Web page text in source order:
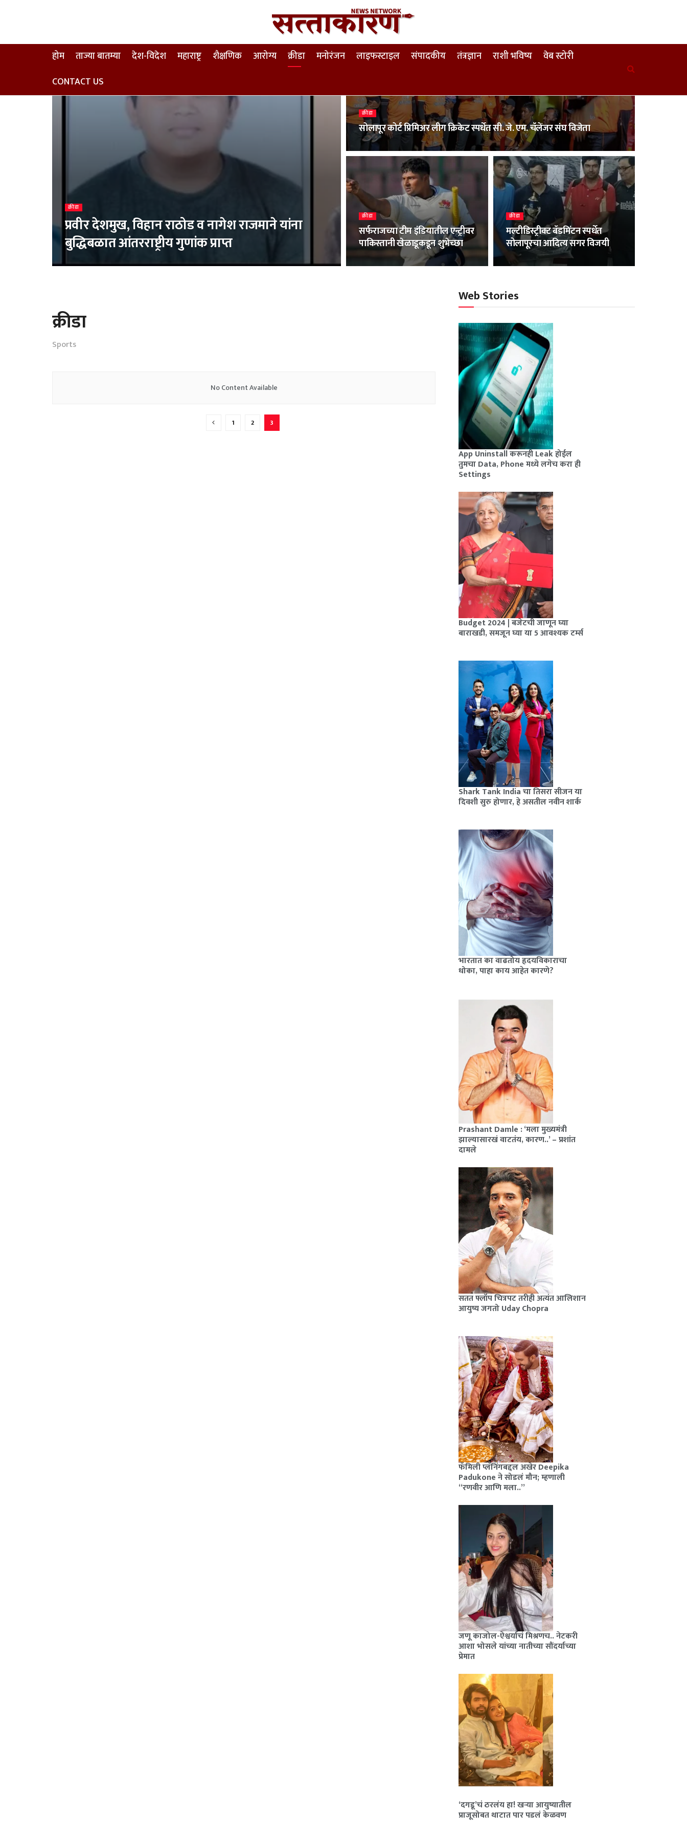
होम ताज्या बातम्या देश-विदेश महाराष्ट्र शैक्षणिक आरोग्य क्रीडा मनोरंजन लाइफस्टाइल संपादकीय तंत्रज्ञान राशी भविष्य
वेब स्टोरी
CONTACT US
क्रीडा
प्रवीर देशमुख, विहान राठोड व नागेश राजमाने यांना
बुद्धिबळात आंतरराष्ट्रीय गुणांक प्राप्त
क्रीडा
सोलापूर कोर्ट प्रिमिअर लीग क्रिकेट स्पर्धेत सी. जे. एम. चॅलेंजर संघ विजेता
क्रीडा
सर्फराजच्या टीम इंडियातील एन्ट्रीवर
पाकिस्तानी खेळाडूकडून शुभेच्छा
क्रीडा
मल्टीडिस्ट्रीक्ट बॅडमिंटन स्पर्धेत
सोलापूरचा आदित्य सगर विजयी
क्रीडा
Sports
No Content Available
1 2 3
Web Stories
App Uninstall करूनही Leak होईल
तुमचा Data, Phone मध्ये लगेच करा ही
Settings
Budget 2024 | बजेटची जाणून घ्या
बाराखडी, समजून घ्या या 5 आवश्यक टर्म्स
Shark Tank India चा तिसरा सीजन या
दिवशी सुरु होणार, हे असतील नवीन शार्क
भारतात का वाढतोय हृदयविकाराचा
धोका, पाहा काय आहेत कारणे?
Prashant Damle : ‘मला मुख्यमंत्री
झाल्यासारखं वाटतंय, कारण..’ – प्रशांत
दामले
सतत फ्लॉप चित्रपट तरीही अत्यंत आलिशान
आयुष्य जगतो Uday Chopra
फॅमिली प्लॅनिंगबद्दल अखेर Deepika
Padukone ने सोडलं मौन; म्हणाली
“रणवीर आणि मला..”
जणू काजोल-ऐश्वर्याचं मिश्रणच.. नेटकरी
आशा भोसले यांच्या नातीच्या सौंदर्याच्या
प्रेमात
‘दगडू’चं ठरलंय हा! खऱ्या आयुष्यातील
प्राजूसोबत थाटात पार पडलं केळवण